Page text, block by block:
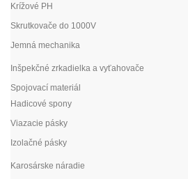
Krížové PH
Skrutkovače do 1000V
Jemná mechanika
Inšpekčné zrkadielka a vyťahovače
Spojovací materiál
Hadicové spony
Viazacie pásky
Izolačné pásky
Karosárske náradie